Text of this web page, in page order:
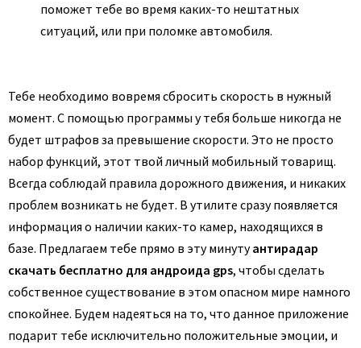
поможет тебе во время каких-то нештатных
ситуаций, или при поломке автомобиля.
Тебе необходимо вовремя сбросить скорость в нужный
момент. С помощью программы у тебя больше никогда не
будет штрафов за превышение скорости. Это не просто
набор функций, этот твой личный мобильный товарищ.
Всегда соблюдай правила дорожного движения, и никаких
проблем возникать не будет. В утилите сразу появляется
информация о наличии каких-то камер, находящихся в
базе. Предлагаем тебе прямо в эту минутуантирадар
скачать бесплатно для андроида gps, чтобы сделать
собственное существование в этом опасном мире намного
спокойнее. Будем надеяться на то, что данное приложение
подарит тебе исключительно положительные эмоции, и